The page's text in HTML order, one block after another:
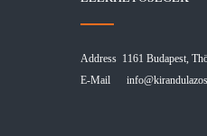
Address 1161 Budapest,
E-Mail